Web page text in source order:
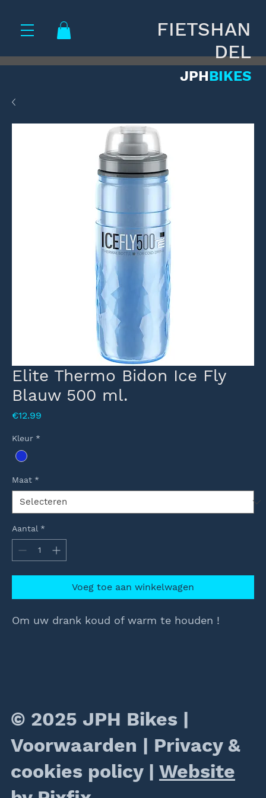
FIETSHAN
DEL
JPHBIKES
Elite Thermo Bidon Ice Fly
Blauw 500 ml.
€12.99
Kleur *
Maat *
Aantal *
Voeg toe aan winkelwagen
Om uw drank koud of warm te houden !
© 2025 JPH Bikes |
Voorwaarden | Privacy &
cookies policy| Website